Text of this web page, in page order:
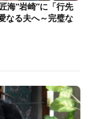
海“岩崎”に「行先
なる夫へ～完璧な